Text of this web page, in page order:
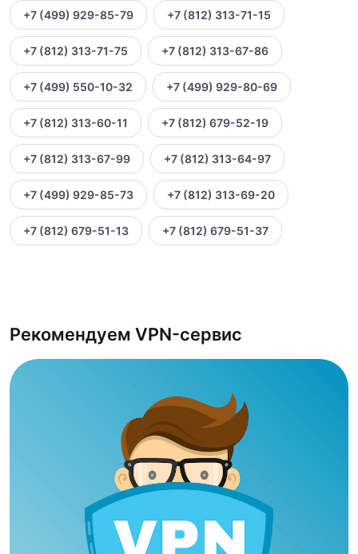
+7 (499) 929-85-79 +7 (812) 313-71-15
+7 (812) 313-71-75 +7 (812) 313-67-86
+7 (499) 550-10-32 +7 (499) 929-80-69
+7 (812) 313-60-11 +7 (812) 679-52-19
+7 (812) 313-67-99 +7 (812) 313-64-97
+7 (499) 929-85-73 +7 (812) 313-69-20
+7 (812) 679-51-13 +7 (812) 679-51-37
Рекомендуем VPN-сервис